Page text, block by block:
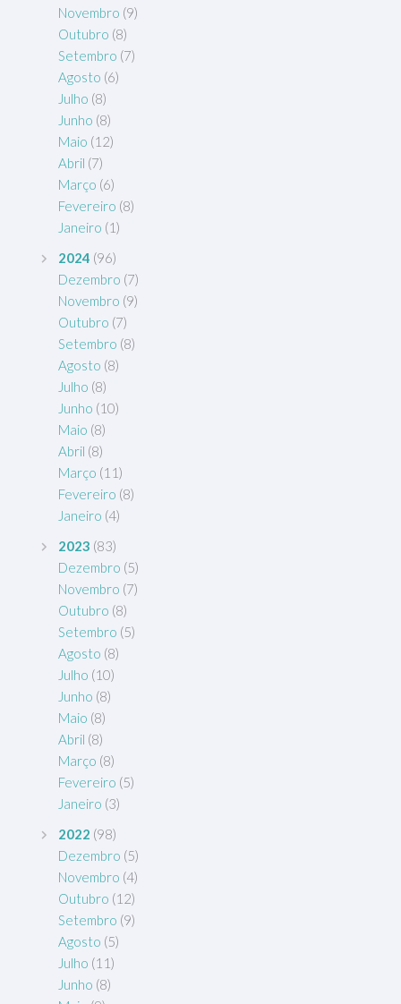
Novembro (9)
Outubro (8)
Setembro (7)
Agosto (6)
Julho (8)
Junho (8)
Maio (12)
Abril (7)
Março (6)
Fevereiro (8)
Janeiro (1)
2024 (96)
Dezembro (7)
Novembro (9)
Outubro (7)
Setembro (8)
Agosto (8)
Julho (8)
Junho (10)
Maio (8)
Abril (8)
Março (11)
Fevereiro (8)
Janeiro (4)
2023 (83)
Dezembro (5)
Novembro (7)
Outubro (8)
Setembro (5)
Agosto (8)
Julho (10)
Junho (8)
Maio (8)
Abril (8)
Março (8)
Fevereiro (5)
Janeiro (3)
2022 (98)
Dezembro (5)
Novembro (4)
Outubro (12)
Setembro (9)
Agosto (5)
Julho (11)
Junho (8)